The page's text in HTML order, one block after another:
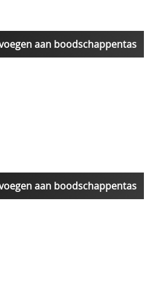
aan boodschappentas
aan boodschappentas